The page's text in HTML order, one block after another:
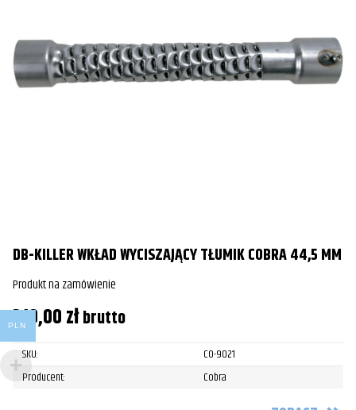
DB-KILLER WKŁAD WYCISZAJĄCY TŁUMIK COBRA 44,5 MM
Produkt na zamówienie
319,00złbrutto
SKU:
CO-9021
Producent:
Cobra
PLN